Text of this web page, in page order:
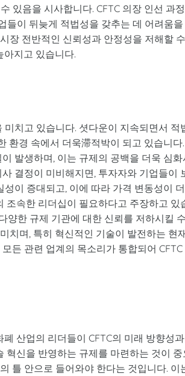
있음을 시사합니다. CFTC 의장 인선 과
들이 뒤늦게 적법성을 갖추는 데 어려움을
장 전반적인 신뢰성과 안정성을 저해할 수
아지고 있습니다.
치고 있습니다. 셧다운이 지속되면서 적
환경 속에서 더욱滞적박이 되고 있습니다.
발생하며, 이는 규제의 공백을 더욱 심화
결정이 미비해지면, 투자자와 기업들이
이 증대되고, 이에 따라 가격 변동성이
조속한 리더십이 필요하다고 주장하고 있
양한 규제 기관에 대한 신뢰를 저하시킬 수
치며, 특히 혁신적인 기술이 발전하는 현
든 관련 업계의 목소리가 통합되어 CFTC
산업의 리더들이 CFTC의 미래 방향성과
혁신을 반영하는 규제를 마련하는 것이 중
틀 안으로 들어와야 한다는 것입니다. 이